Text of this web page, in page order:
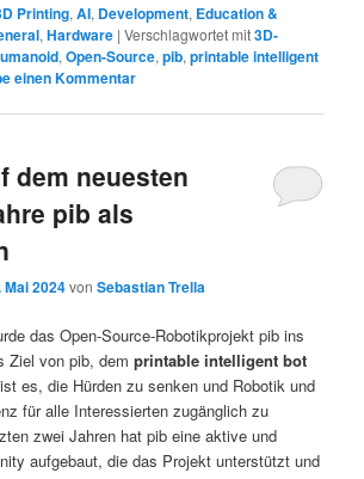
Printing,AI, Development, Education &
,Hardware |Verschlagwortet mit3D-
,Open-Source,pib,printable intelligent
einen Kommentar
dem neuesten
pib als
Mai 2024vonSebastian Trella
das Open-Source-Robotikprojekt pib ins
Ziel von pib, demprintable intelligent bot
es, die Hürden zu senken und Robotik und
für alle Interessierten zugänglich zu
zwei Jahren hat pib eine aktive und
aufgebaut, die das Projekt unterstützt und